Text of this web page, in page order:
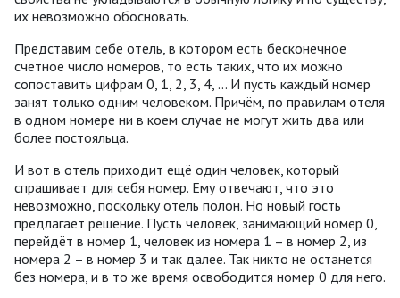
их невозможно обосновать.
Представим себе отель, в котором есть бесконечное
счётное число номеров, то есть таких, что их можно
сопоставить цифрам 0, 1, 2, 3, 4, ... И пусть каждый номер
занят только одним человеком. Причём, по правилам отеля
в одном номере ни в коем случае не могут жить два или
более постояльца.
И вот в отель приходит ещё один человек, который
спрашивает для себя номер. Ему отвечают, что это
невозможно, поскольку отель полон. Но новый гость
предлагает решение. Пусть человек, занимающий номер 0,
перейдёт в номер 1, человек из номера 1 – в номер 2, из
номера 2 – в номер 3 и так далее. Так никто не останется
без номера, и в то же время освободится номер 0 для него.